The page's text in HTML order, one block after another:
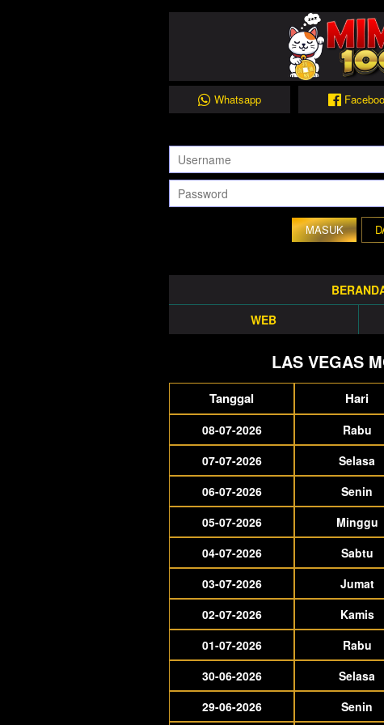
Whatsapp
WEB
LAS VEGAS
Tanggal Hari
08-07-2026 Rabu
07-07-2026
Selasa
06-07-2026
Senin
05-07-2026
Minggu
04-07-2026
Sabtu
03-07-2026
Jumat
02-07-2026
Kamis
01-07-2026
Rabu
30-06-2026
Selasa
29-06-2026
Senin